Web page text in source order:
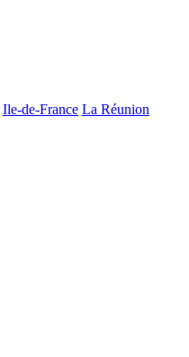
Ile-de-France La Réunion